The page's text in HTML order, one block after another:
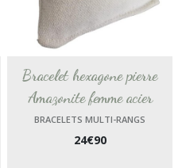
Bracelet hexagone pierre
Amazonite femme acier
inoxydable duo bracelets
multi-rangs bijou femme
BRACELETS MULTI-RANGS
24€90